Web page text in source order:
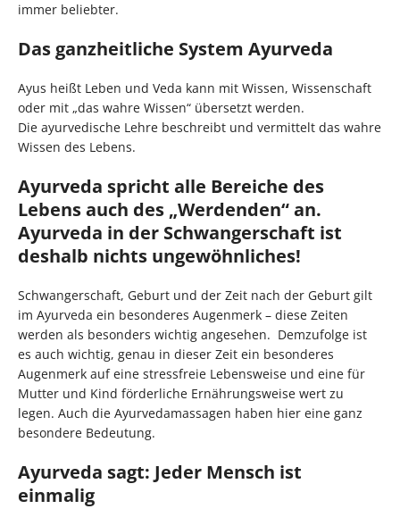
immer beliebter.
Das ganzheitliche System Ayurveda
Ayus heißt Leben und Veda kann mit Wissen, Wissenschaft
oder mit „das wahre Wissen“ übersetzt werden.
Die ayurvedische Lehre beschreibt und vermittelt das wahre
Wissen des Lebens.
Ayurveda spricht alle Bereiche des
Lebens auch des „Werdenden“ an.
Ayurveda in der Schwangerschaft ist
deshalb nichts ungewöhnliches!
Schwangerschaft, Geburt und der Zeit nach der Geburt gilt
im Ayurveda ein besonderes Augenmerk – diese Zeiten
werden als besonders wichtig angesehen. Demzufolge ist
es auch wichtig, genau in dieser Zeit ein besonderes
Augenmerk auf eine stressfreie Lebensweise und eine für
Mutter und Kind förderliche Ernährungsweise wert zu
legen. Auch die Ayurvedamassagen haben hier eine ganz
besondere Bedeutung.
Ayurveda sagt: Jeder Mensch ist
einmalig